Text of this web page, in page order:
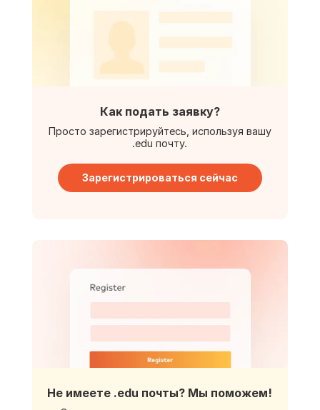
Зарегистрироваться сейчас
Как подать заявку?
Просто зарегистрируйтесь, используя вашу
.edu почту.
Не имеете .edu почты? Мы поможем!